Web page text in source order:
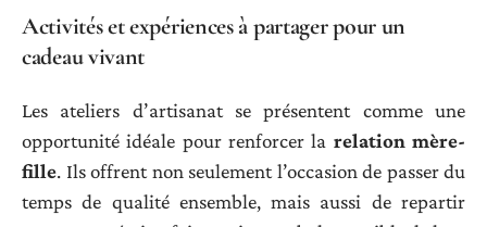
Activités et expériences à partager pour un
cadeau vivant
Les ateliers d’artisanat se présentent comme une
opportunité idéale pour renforcer la relation mère-
fille. Ils offrent non seulement l’occasion de passer du
temps de qualité ensemble, mais aussi de repartir